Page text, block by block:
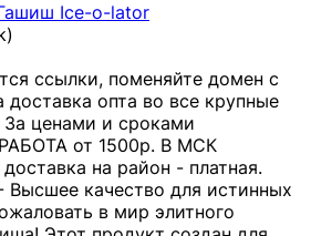
Ice-o-lator
ссылки, поменяйте домен с
опта во все крупные
ценами и сроками
от 1500р. В МСК
на район - платная.
качество для истинных
в мир элитного